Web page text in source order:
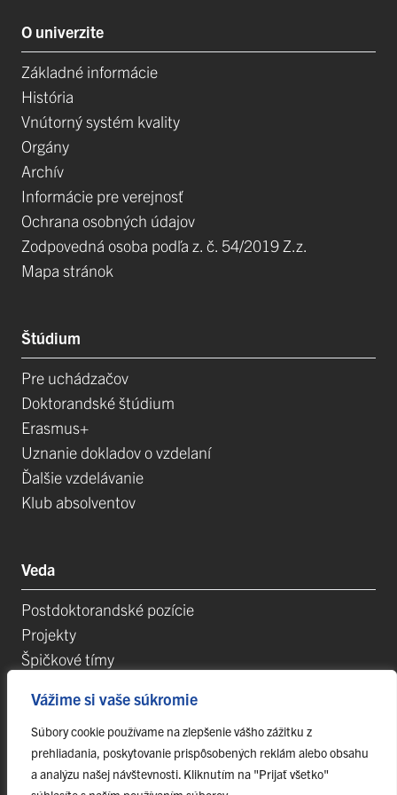
Vážime si vaše súkromie
Súbory cookie používame na zlepšenie vášho zážitku z
prehliadania, poskytovanie prispôsobených reklám alebo obsahu
a analýzu našej návštevnosti. Kliknutím na "Prijať všetko"
O univerzite
Základné informácie
História
Vnútorný systém kvality
Orgány
Archív
Informácie pre verejnosť
Ochrana osobných údajov
Zodpovedná osoba podľa z. č. 54/2019 Z.z.
Mapa stránok
Štúdium
Pre uchádzačov
Doktorandské štúdium
Erasmus+
Uznanie dokladov o vzdelaní
Ďalšie vzdelávanie
Klub absolventov
Veda
Postdoktorandské pozície
Projekty
Špičkové tímy
Vedecké parky
Evidencia publikačnej činnosti
Habilitačné a vymenúvacie konania